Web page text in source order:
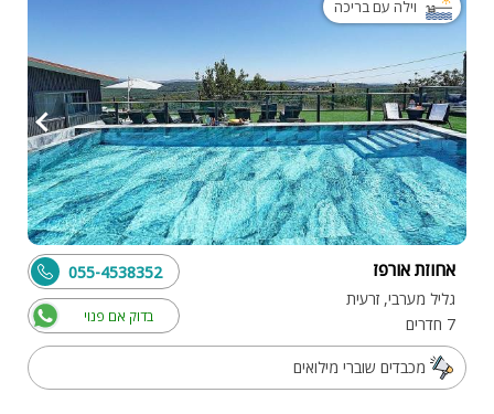
וילה עם בריכה
אחוזת אורפז
גליל מערבי, זרעית
7 חדרים
בדוק אם פנוי
055-4538352
מכבדים שוברי מילואים